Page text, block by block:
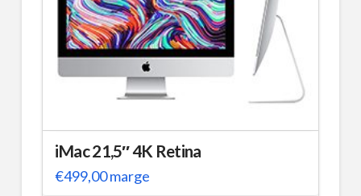
iMac 21,5″ 4K Retina
€499,00marge